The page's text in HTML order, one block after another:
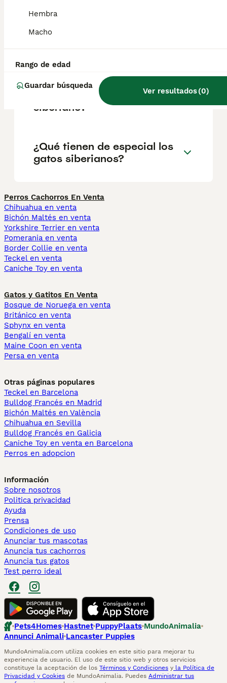
Hembra
Macho
Rango de edad
Guardar búsqueda
Ver resultados(0)
¿Cuánto vale un gato
siberiano?
¿Qué tienen de especial los
gatos siberianos?
Perros Cachorros En Venta
Chihuahua en venta
Bichón Maltés en venta
Yorkshire Terrier en venta
Pomerania en venta
Border Collie en venta
Teckel en venta
Caniche Toy en venta
Gatos y Gatitos En Venta
Bosque de Noruega en venta
Británico en venta
Sphynx en venta
Bengalí en venta
Maine Coon en venta
Persa en venta
Otras páginas populares
Teckel en Barcelona
Bulldog Francés en Madrid
Bichón Maltés en València
Chihuahua en Sevilla
Bulldog Francés en Galicia
Caniche Toy en venta en Barcelona
Perros en adopcion
Información
Sobre nosotros
Politica privacidad
Ayuda
Prensa
Condiciones de uso
Anunciar tus mascotas
Anuncia tus cachorros
Anuncia tus gatos
Test perro ideal
Pets4Homes Hastnet PuppyPlaats MundoAnimalia
Annunci Animali Lancaster Puppies
MundoAnimalia.com utiliza cookies en este sitio para mejorar tu
experiencia de usuario. El uso de este sitio web y otros servicios
constituye la aceptación de los Términos y Condiciones y la Política de
Privacidad y Cookies de MundoAnimalia. Puedes Administrar tus